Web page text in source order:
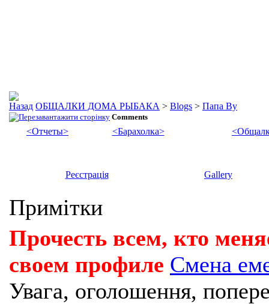
ОБЩАЛКИ ДОМА РЫБАКА > Blogs > Папа Ву
Comments
<Отчеты> <Барахолка>
Реєстрація Gallery
Примітки
Прочесть всем, кто
своем профиле Смена
Увага, оголошення,